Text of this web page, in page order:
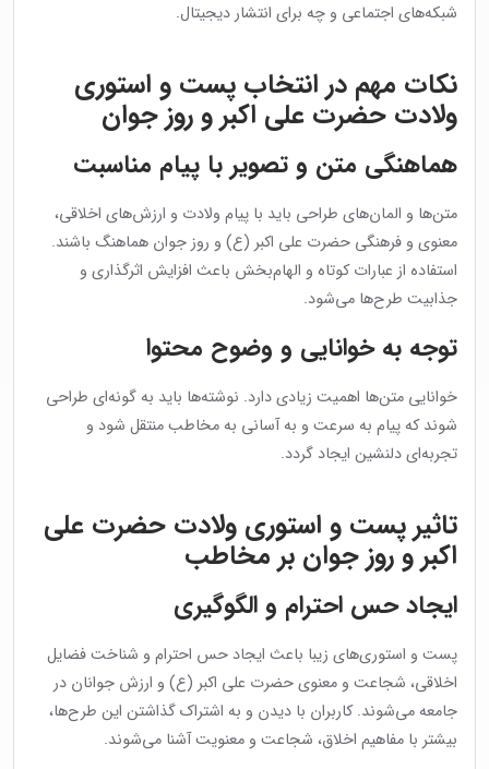
شبکه‌های اجتماعی و چه برای انتشار دیجیتال.
نکات مهم در انتخاب پست و استوری
ولادت حضرت علی اکبر و روز جوان
هماهنگی متن و تصویر با پیام مناسبت
متن‌ها و المان‌های طراحی باید با پیام ولادت و ارزش‌های اخلاقی،
معنوی و فرهنگی حضرت علی اکبر (ع) و روز جوان هماهنگ باشند.
استفاده از عبارات کوتاه و الهام‌بخش باعث افزایش اثرگذاری و
جذابیت طرح‌ها می‌شود.
توجه به خوانایی و وضوح محتوا
خوانایی متن‌ها اهمیت زیادی دارد. نوشته‌ها باید به گونه‌ای طراحی
شوند که پیام به سرعت و به آسانی به مخاطب منتقل شود و
تجربه‌ای دلنشین ایجاد گردد.
تاثیر پست و استوری ولادت حضرت علی
اکبر و روز جوان بر مخاطب
ایجاد حس احترام و الگوگیری
پست و استوری‌های زیبا باعث ایجاد حس احترام و شناخت فضایل
اخلاقی، شجاعت و معنوی حضرت علی اکبر (ع) و ارزش جوانان در
جامعه می‌شوند. کاربران با دیدن و به اشتراک گذاشتن این طرح‌ها،
بیشتر با مفاهیم اخلاق، شجاعت و معنویت آشنا می‌شوند.